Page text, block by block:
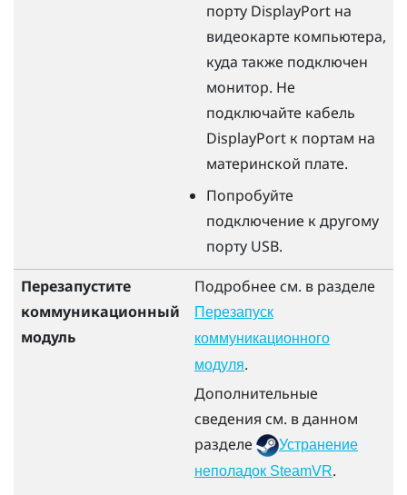
порту DisplayPortна
видеокарте компьютера,
куда также подключен
монитор. Не
подключайте кабель
DisplayPortк портам на
материнской плате.
Попробуйте
подключение к другому
порту USB.
Перезапустите
коммуникационный
модуль
Подробнее см. в разделе
Перезапуск
коммуникационного
модуля.
Дополнительные
сведения см. в данном
разделе
Устранение
неполадок SteamVR.